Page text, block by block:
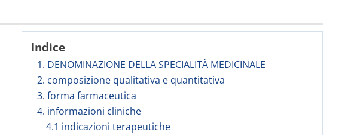
Indice
1. DENOMINAZIONE DELLA SPECIALITÀ MEDICINALE
2. composizione qualitativa e quantitativa
3. forma farmaceutica
4. informazioni cliniche
4.1 indicazioni terapeutiche